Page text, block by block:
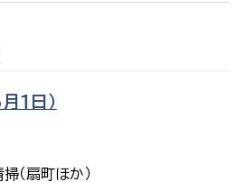
１日）
（扇町ほか）